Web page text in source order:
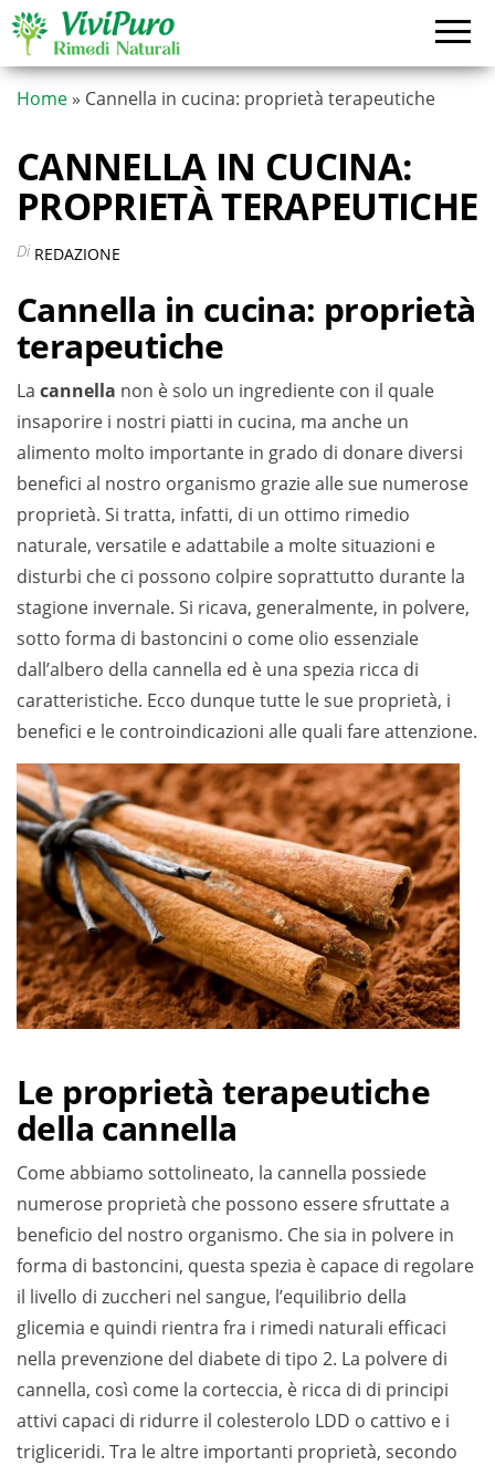
Vai
contenuto
Home » Cannella in cucina: proprietà terapeutiche
CANNELLA IN CUCINA:
PROPRIETÀ TERAPEUTICHE
Di REDAZIONE
Cannella in cucina: proprietà
terapeutiche
La cannella non è solo un ingrediente con il quale
insaporire i nostri piatti in cucina, ma anche un
alimento molto importante in grado di donare diversi
benefici al nostro organismo grazie alle sue numerose
proprietà. Si tratta, infatti, di un ottimo rimedio
naturale, versatile e adattabile a molte situazioni e
disturbi che ci possono colpire soprattutto durante la
stagione invernale. Si ricava, generalmente, in polvere,
sotto forma di bastoncini o come olio essenziale
dall’albero della cannella ed è una spezia ricca di
caratteristiche. Ecco dunque tutte le sue proprietà, i
benefici e le controindicazioni alle quali fare attenzione.
Le proprietà terapeutiche
della cannella
Come abbiamo sottolineato, la cannella possiede
numerose proprietà che possono essere sfruttate a
beneficio del nostro organismo. Che sia in polvere in
forma di bastoncini, questa spezia è capace di regolare
il livello di zuccheri nel sangue, l’equilibrio della
glicemia e quindi rientra fra i rimedi naturali efficaci
nella prevenzione del diabete di tipo 2. La polvere di
cannella, così come la corteccia, è ricca di di principi
attivi capaci di ridurre il colesterolo LDD o cattivo e i
trigliceridi. Tra le altre importanti proprietà, secondo